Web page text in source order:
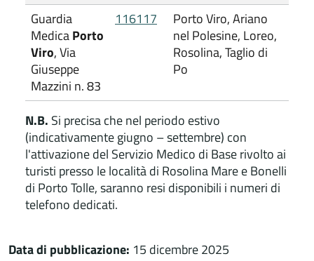
Guardia
MedicaPorto
Viro, Via
Giuseppe
Mazzini n. 83
116117
Porto Viro, Ariano
nel Polesine, Loreo,
Rosolina, Taglio di
Po
N.B. Si precisa che nel periodo estivo
(indicativamente giugno – settembre) con
l'attivazione del Servizio Medico di Base rivolto ai
turisti presso le località di Rosolina Mare e Bonelli
di Porto Tolle, saranno resi disponibili i numeri di
telefono dedicati.
Data di pubblicazione: 15 dicembre 2025